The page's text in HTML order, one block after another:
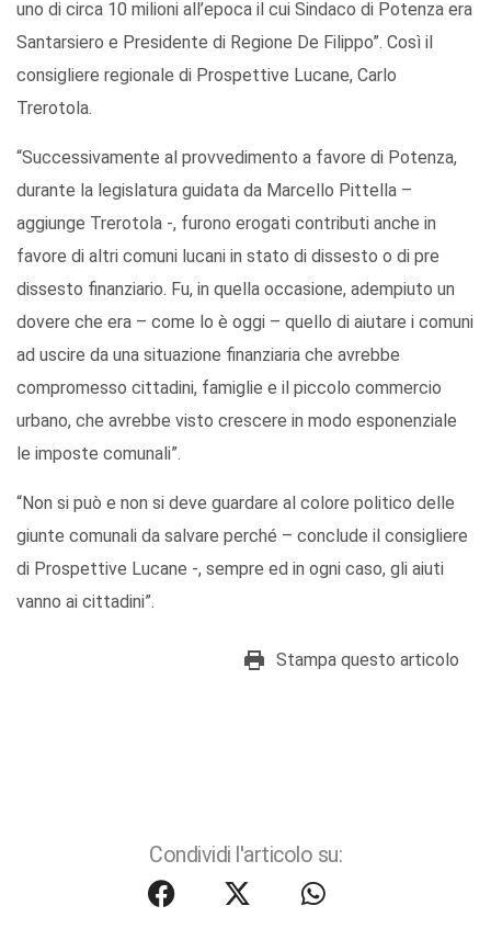
uno di circa 10 milioni all’epoca il cui Sindaco di Potenza era
Santarsiero e Presidente di Regione De Filippo”. Così il
consigliere regionale di Prospettive Lucane, Carlo
Trerotola.
“Successivamente al provvedimento a favore di Potenza,
durante la legislatura guidata da Marcello Pittella –
aggiunge Trerotola -, furono erogati contributi anche in
favore di altri comuni lucani in stato di dissesto o di pre
dissesto finanziario. Fu, in quella occasione, adempiuto un
dovere che era – come lo è oggi – quello di aiutare i comuni
ad uscire da una situazione finanziaria che avrebbe
compromesso cittadini, famiglie e il piccolo commercio
urbano, che avrebbe visto crescere in modo esponenziale
le imposte comunali”.
“Non si può e non si deve guardare al colore politico delle
giunte comunali da salvare perché – conclude il consigliere
di Prospettive Lucane -, sempre ed in ogni caso, gli aiuti
vanno ai cittadini”.
Stampa questo articolo
Condividi l'articolo su: